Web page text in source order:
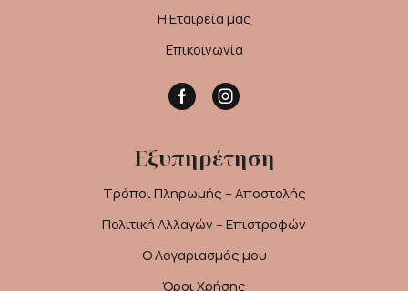
Η Εταιρεία μας
Επικοινωνία
FacebookInstagram
Εξυπηρέτηση
Τρόποι Πληρωμής – Αποστολής
Πολιτική Αλλαγών – Επιστροφών
Ο Λογαριασμός μου
Όροι Χρήσης